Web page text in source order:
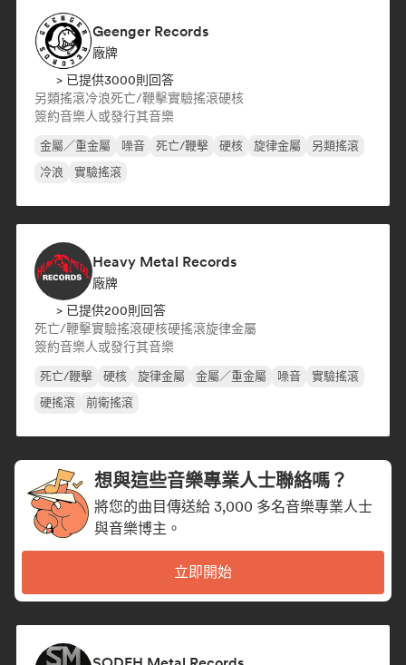
Geenger Records
廠牌
> 已提供3000則回答
另類搖滾冷浪死亡/鞭擊實驗搖滾硬核
簽約音樂人或發行其音樂
金屬／重金屬 噪音 死亡/鞭擊 硬核 旋律金屬
另類搖滾
冷浪
實驗搖滾
Heavy Metal Records
廠牌
> 已提供200則回答
死亡/鞭擊實驗搖滾硬核硬搖滾旋律金屬
簽約音樂人或發行其音樂
死亡/鞭擊 硬核 旋律金屬 金屬／重金屬 噪音
實驗搖滾
硬搖滾
前衛搖滾
想與這些音樂專業人士聯絡嗎？
將您的曲目傳送給 3,000 多名音樂專業人士
與音樂博主。
立即開始